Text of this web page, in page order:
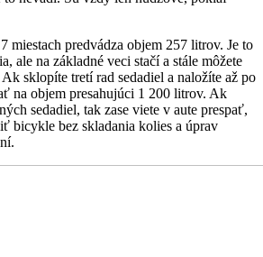
miestach predvádza objem 257 litrov. Je to
ale na základné veci stačí a stále môžete
sklopíte tretí rad sedadiel a naložíte až po
na objem presahujúci 1 200 litrov. Ak
sedadiel, tak zase viete v aute prespať,
bicykle bez skladania kolies a úprav